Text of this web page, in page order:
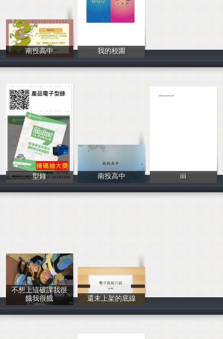
南投高中
劉庭蓁
我的校園
南投國立高級中
型錄
瓏群資訊股份有
南投高中
南投高中
iiii
吳奕嫺
不想上這破課我很
餓我很餓
泓旭
還未上架的底線
陳聖樺